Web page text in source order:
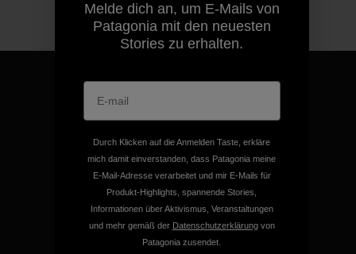
Für all unsere Produkte gilt
unsere kompromisslose
Garantie.
Kompromisslose Garantie
Melde dich an, um E-Mails von
Patagonia mit den neuesten
Stories zu erhalten.
Durch Klicken auf die Anmelden Taste, erkläre
mich damit einverstanden, dass Patagonia meine
E-Mail-Adresse verarbeitet und mir E-Mails für
Produkt-Highlights, spannende Stories,
Informationen über Aktivismus, Veranstaltungen
und mehr gemäß der Datenschutzerklärungvon
Patagonia zusendet.